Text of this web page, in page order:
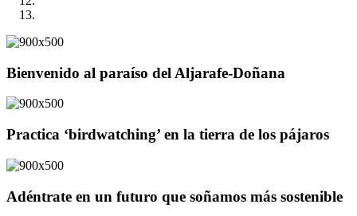
Bienvenido al paraíso del Aljarafe-Doñana
Practica ‘birdwatching’ en la tierra de los pájaros
Adéntrate en un futuro que soñamos más sostenible